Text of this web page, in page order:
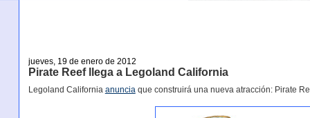
jueves, 19 de enero de 2012
Pirate Reef llega a Legoland California
Legoland California anunciaque construirá una nueva atracción: Pirate